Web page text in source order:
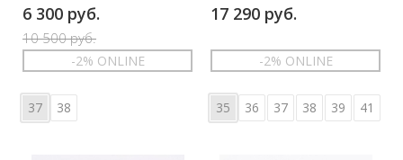
6 300 руб.
10 500 руб.
-2% ONLINE
37 38
17 290 руб.
-2% ONLINE
35 36 37 38 39 41